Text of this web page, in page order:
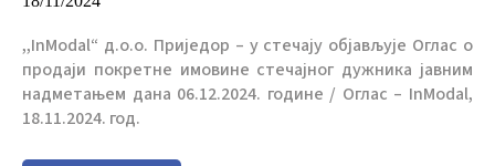
,,InModal“ д.о.о. Приједор – у стечају објављује Оглас о
продаји покретне имовине стечајног дужника јавним
надметањем дана 06.12.2024. године / Оглас – InModal,
18.11.2024. год.